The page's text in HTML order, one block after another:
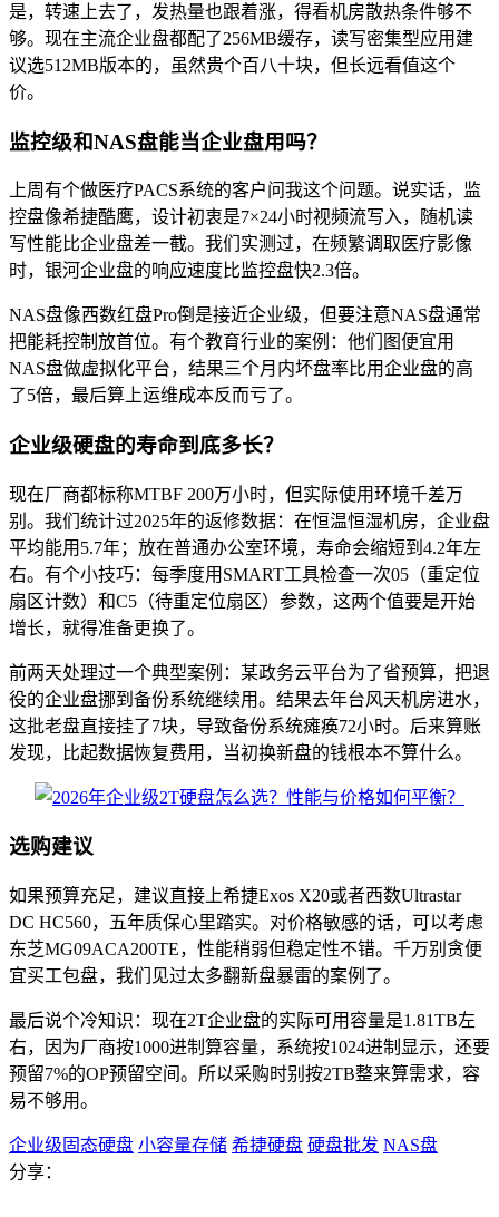
是，转速上去了，发热量也跟着涨，得看机房散热条件够不
够。现在主流企业盘都配了256MB缓存，读写密集型应用建
议选512MB版本的，虽然贵个百八十块，但长远看值这个
价。
监控级和NAS盘能当企业盘用吗？
上周有个做医疗PACS系统的客户问我这个问题。说实话，监
控盘像希捷酷鹰，设计初衷是7×24小时视频流写入，随机读
写性能比企业盘差一截。我们实测过，在频繁调取医疗影像
时，银河企业盘的响应速度比监控盘快2.3倍。
NAS盘像西数红盘Pro倒是接近企业级，但要注意NAS盘通常
把能耗控制放首位。有个教育行业的案例：他们图便宜用
NAS盘做虚拟化平台，结果三个月内坏盘率比用企业盘的高
了5倍，最后算上运维成本反而亏了。
企业级硬盘的寿命到底多长？
现在厂商都标称MTBF 200万小时，但实际使用环境千差万
别。我们统计过2025年的返修数据：在恒温恒湿机房，企业盘
平均能用5.7年；放在普通办公室环境，寿命会缩短到4.2年左
右。有个小技巧：每季度用SMART工具检查一次05（重定位
扇区计数）和C5（待重定位扇区）参数，这两个值要是开始
增长，就得准备更换了。
前两天处理过一个典型案例：某政务云平台为了省预算，把退
役的企业盘挪到备份系统继续用。结果去年台风天机房进水，
这批老盘直接挂了7块，导致备份系统瘫痪72小时。后来算账
发现，比起数据恢复费用，当初换新盘的钱根本不算什么。
选购建议
如果预算充足，建议直接上希捷Exos X20或者西数Ultrastar
DC HC560，五年质保心里踏实。对价格敏感的话，可以考虑
东芝MG09ACA200TE，性能稍弱但稳定性不错。千万别贪便
宜买工包盘，我们见过太多翻新盘暴雷的案例了。
最后说个冷知识：现在2T企业盘的实际可用容量是1.81TB左
右，因为厂商按1000进制算容量，系统按1024进制显示，还要
预留7%的OP预留空间。所以采购时别按2TB整来算需求，容
易不够用。
企业级固态硬盘 小容量存储 希捷硬盘 硬盘批发 NAS盘
分享：